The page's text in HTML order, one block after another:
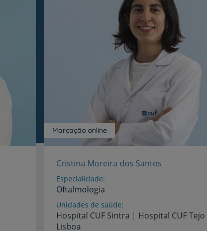
Marcação online
Cristina Moreira dos Santos
Especialidade
Oftalmologia
Unidades de saúde
Hospital CUF Sintra | Hospital CUFTejo
Lisboa